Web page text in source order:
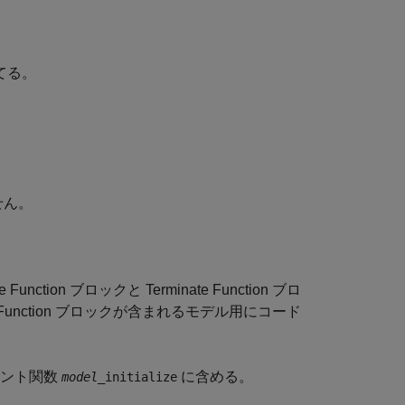
。
。
ブロックと Terminate Function ブロ
ブロックが含まれるモデル用にコード
ト関数 model _initialize に含める。